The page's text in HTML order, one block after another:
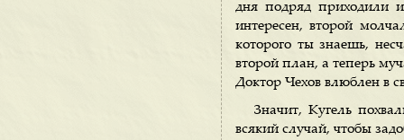
дня подряд приходили
интересен, второй
которого ты знаешь,
второй план, а теперь
Доктор Чехов влюблен в
Значит, Кугель
всякий случай, чтобы